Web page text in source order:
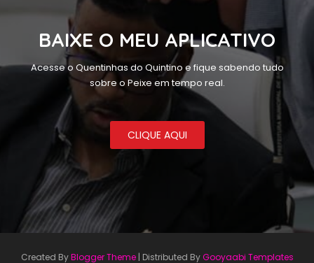
BAIXE O MEU APLICATIVO
Acesse o Quentinhas do Quintino e fique sabendo tudo
sobre o Peixe em tempo real.
CLIQUE AQUI
Created ByBlogger Theme| Distributed ByGooyaabi Templates